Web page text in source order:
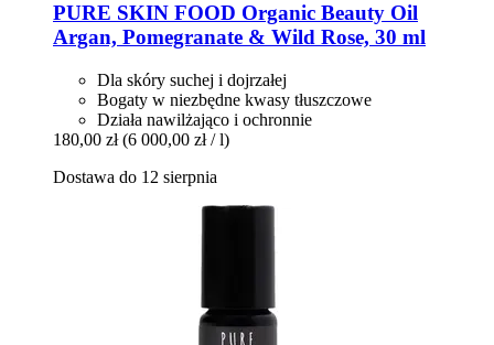
PURE SKIN FOOD Organic Beauty Oil
Argan, Pomegranate & Wild Rose, 30 ml
Dla skóry suchej i dojrzałej
Bogaty w niezbędne kwasy tłuszczowe
Działa nawilżająco i ochronnie
180,00 zł (6 000,00 zł / l)
Dostawa do 12 sierpnia